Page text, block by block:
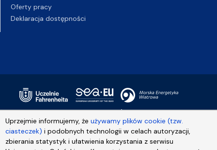
Uprzejmie informujemy, żeużywamy plików cookie (tzw.
ciasteczek) i podobnych technologii w celach autoryzacji,
zbierania statystyk i ułatwienia korzystania z serwisu
Oferty pracy
Deklaracja dostępności